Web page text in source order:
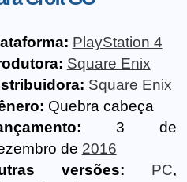
PlayStation 4
Square Enix
Square Enix
Quebra cabeça
3 de
de 2016
versões:
PC,